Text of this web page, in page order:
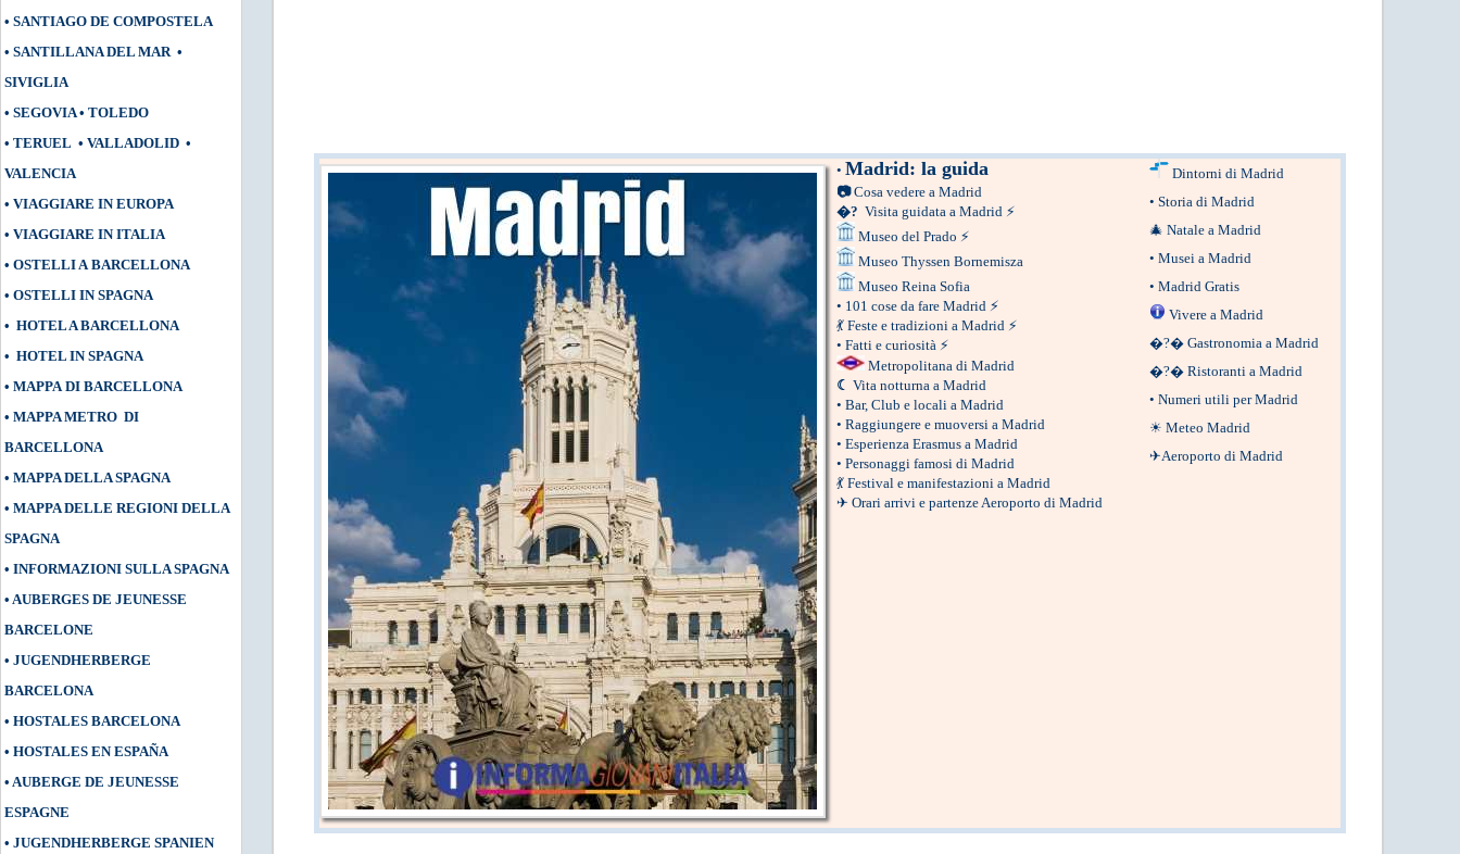
• SANTIAGO DE COMPOSTELA
• SANTILLANA DEL MAR •
SIVIGLIA
• SEGOVIA • TOLEDO
• TERUEL • VALLADOLID •
VALENCIA
• VIAGGIARE IN EUROPA
• VIAGGIARE IN ITALIA
• OSTELLI A BARCELLONA
• OSTELLI IN SPAGNA
• HOTEL A BARCELLONA
• HOTEL IN SPAGNA
• MAPPA DI BARCELLONA
• MAPPA METRO DI
BARCELLONA
• MAPPA DELLA SPAGNA
• MAPPA DELLE REGIONI DELLA
SPAGNA
• INFORMAZIONI SULLA SPAGNA
• AUBERGES DE JEUNESSE
BARCELONE
• JUGENDHERBERGE
BARCELONA
• HOSTALES BARCELONA
• HOSTALES EN ESPAÑA
• AUBERGE DE JEUNESSE
ESPAGNE
• JUGENDHERBERGE SPANIEN
• Madrid: la guida
📷 Cosa vedere a Madrid
�? Visita guidata a Madrid ⚡
Museo del Prado ⚡
Museo Thyssen Bornemisza
Museo Reina Sofia
• 101 cose da fare Madrid ⚡
💃 Feste e tradizioni a Madrid ⚡
• Fatti e curiosità ⚡
Metropolitana di Madrid
☾ Vita notturna a Madrid
• Bar, Club e locali a Madrid
• Raggiungere e muoversi a Madrid
• Esperienza Erasmus a Madrid
• Personaggi famosi di Madrid
💃 Festival e manifestazioni a Madrid
✈ Orari arrivi e partenze Aeroporto di Madrid
Dintorni di Madrid
• Storia di Madrid
🎄 Natale a Madrid
• Musei a Madrid
• Madrid Gratis
Vivere a Madrid
�?� Gastronomia a Madrid
�?� Ristoranti a Madrid
• Numeri utili per Madrid
☀ Meteo Madrid
✈Aeroporto di Madrid